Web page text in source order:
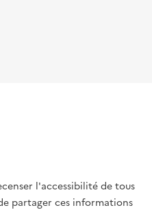
l'accessibilité de tous
partager ces informations